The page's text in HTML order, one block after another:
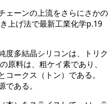
ェーンの上流をさらにさかの
上げ法で最新工業化学p.19
度多結晶シリコンは、トリク
原料は、粗ケイ素であり、
ークス（トン）である。
ある。